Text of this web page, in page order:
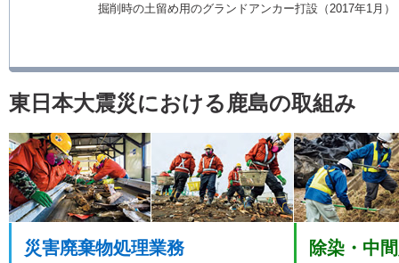
掘削時の土留め用のグランドアンカー打設（2017年1月）
東日本大震災における鹿島の取組み
災害廃棄物処理業務 除染・中